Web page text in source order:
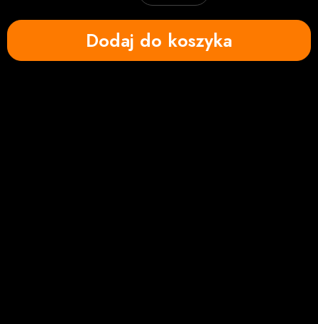
Dodaj do koszyka